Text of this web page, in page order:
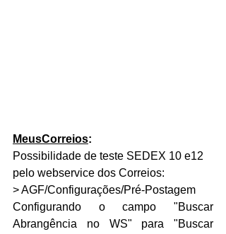
MeusCorreios:
Possibilidade de teste SEDEX 10 e12
pelo webservice dos Correios:
> AGF/Configurações/Pré-Postagem
Configurando o campo "Buscar
Abrangência no WS" para "Buscar